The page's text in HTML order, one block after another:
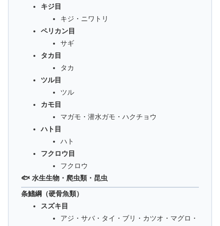
キジ目
キジ・ニワトリ
ペリカン目
サギ
タカ目
タカ
ツル目
ツル
カモ目
マガモ・潜水ガモ・ハクチョウ
ハト目
ハト
フクロウ目
フクロウ
🐟 水生生物・爬虫類・昆虫
条鰭綱（硬骨魚類）
スズキ目
アジ・サバ・タイ・ブリ・カツオ・マグロ・